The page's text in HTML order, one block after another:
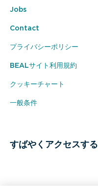
Jobs
Contact
プライバシーポリシー
BEALサイト利用規約
クッキーチャート
一般条件
すばやくアクセスする